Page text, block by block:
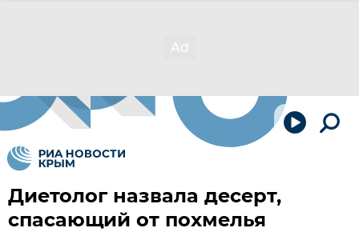
Диетолог назвала десерт,
спасающий от похмелья